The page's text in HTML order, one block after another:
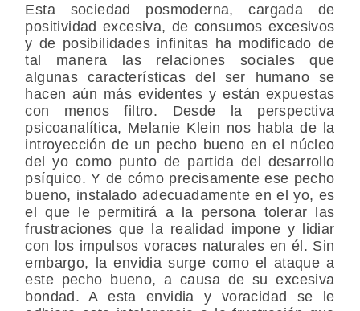
Esta sociedad posmoderna, cargada de
positividad excesiva, de consumos excesivos
y de posibilidades infinitas ha modificado de
tal manera las relaciones sociales que
algunas características del ser humano se
hacen aún más evidentes y están expuestas
con menos filtro. Desde la perspectiva
psicoanalítica, Melanie Klein nos habla de la
introyección de un pecho bueno en el núcleo
del yo como punto de partida del desarrollo
psíquico. Y de cómo precisamente ese pecho
bueno, instalado adecuadamente en el yo, es
el que le permitirá a la persona tolerar las
frustraciones que la realidad impone y lidiar
con los impulsos voraces naturales en él. Sin
embargo, la envidia surge como el ataque a
este pecho bueno, a causa de su excesiva
bondad. A esta envidia y voracidad se le